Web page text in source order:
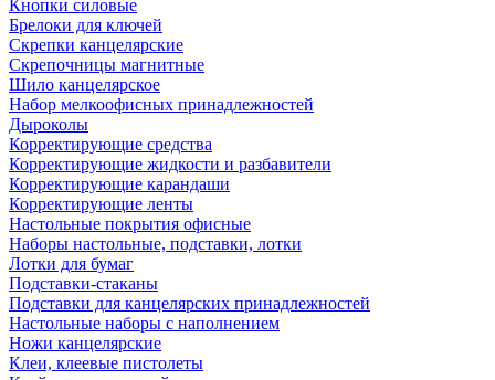
Кнопки силовые
Брелоки для ключей
Скрепки канцелярские
Скрепочницы магнитные
Шило канцелярское
Набор мелкоофисных принадлежностей
Дыроколы
Корректирующие средства
Корректирующие жидкости и разбавители
Корректирующие карандаши
Корректирующие ленты
Настольные покрытия офисные
Наборы настольные, подставки, лотки
Лотки для бумаг
Подставки-стаканы
Подставки для канцелярских принадлежностей
Настольные наборы с наполнением
Ножи канцелярские
Клеи, клеевые пистолеты